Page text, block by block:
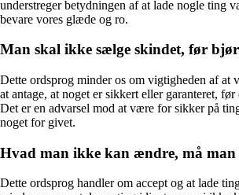
understreger betydningen af at lade nogle ting
bevare vores glæde og ro.
Man skal ikke sælge skindet, før
Dette ordsprog minder os om vigtigheden af at
at antage, at noget er sikkert eller garanteret,
Det er en advarsel mod at være for sikker på
noget for givet.
Hvad man ikke kan ændre, må man
Dette ordsprog handler om accept og at lade